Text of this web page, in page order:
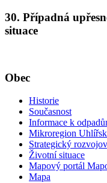
30. Případná
situace
Obec
Historie
Současnost
Informace k
Mikroregion
Strategický
Životní situace
Mapový portál
Mapa